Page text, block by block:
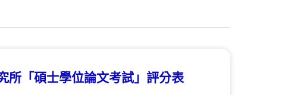
所「碩士學位論文考試」評分表